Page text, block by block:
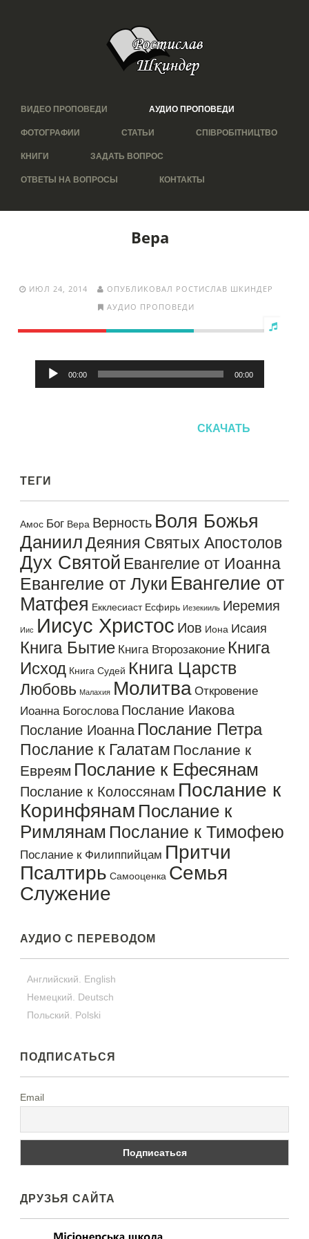
ВИДЕО ПРОПОВЕДИ АУДИО ПРОПОВЕДИ
ФОТОГРАФИИ СТАТЬИ СПІВРОБІТНИЦТВО
КНИГИ ЗАДАТЬ ВОПРОС
ОТВЕТЫ НА ВОПРОСЫ КОНТАКТЫ
Вера
ИЮЛ 24, 2014
ОПУБЛИКОВАЛ РОСТИСЛАВ ШКИНДЕР
АУДИО ПРОПОВЕДИ
Аудиоплеер
00:00 00:00
СКАЧАТЬ
ТЕГИ
Амос Бог Вера Верность Воля Божья
ДаниилДеяния Святых Апостолов
Дух Святой Евангелие от Иоанна
Евангелие от Луки Евангелие от
Матфея Екклесиаст Есфирь Иезекииль Иеремия
Иис Иисус Христос Иов Иона Исаия
Книга Бытие Книга Второзаконие Книга
Исход Книга Судей Книга Царств
Любовь Малахия Молитва Откровение
Иоанна Богослова Послание Иакова
Послание Иоанна Послание Петра
Послание к Галатам Послание к
Евреям Послание к Ефесянам
Послание к Колоссянам Послание к
Коринфянам Послание к
Римлянам Послание к Тимофею
Послание к Филиппийцам Притчи
Псалтирь Самооценка Семья
Служение
АУДИО С ПЕРЕВОДОМ
Английский. English
Немецкий. Deutsch
Польский. Polski
ПОДПИСАТЬСЯ
Email
ДРУЗЬЯ САЙТА